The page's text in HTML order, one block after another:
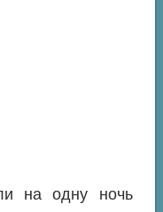
на одну ночь